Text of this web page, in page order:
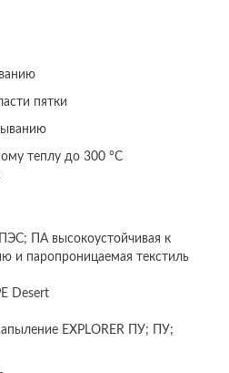
пятки
теплу до 300 °C
ПЭС; ПА высокоустойчивая к
и паропроницаемая текстиль
Desert
EXPLORER ПУ; ПУ;